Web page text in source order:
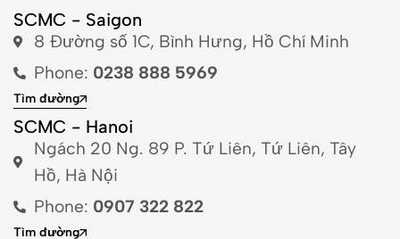
SCMC - Saigon
8 Đường số 1C, Bình Hưng, Hồ Chí Minh
Phone: 0238 888 5969
Tìm đường
SCMC - Hanoi
Ngách 20 Ng. 89 P. Tứ Liên, Tứ Liên, Tây
Hồ, Hà Nội
Phone: 0907 322 822
Tìm đường